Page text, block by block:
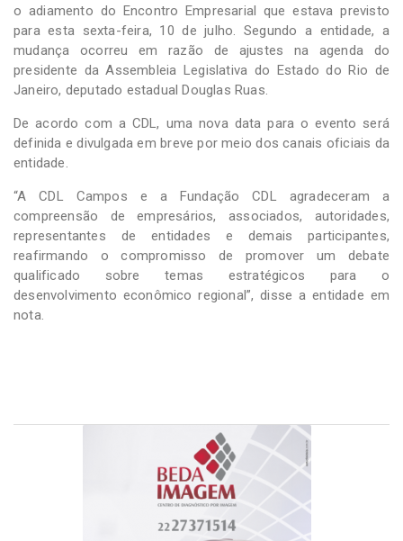
o adiamento do Encontro Empresarial que estava previsto
para esta sexta-feira, 10 de julho. Segundo a entidade, a
mudança ocorreu em razão de ajustes na agenda do
presidente da Assembleia Legislativa do Estado do Rio de
Janeiro, deputado estadual Douglas Ruas.
De acordo com a CDL, uma nova data para o evento será
definida e divulgada em breve por meio dos canais oficiais da
entidade.
“A CDL Campos e a Fundação CDL agradeceram a
compreensão de empresários, associados, autoridades,
representantes de entidades e demais participantes,
reafirmando o compromisso de promover um debate
qualificado sobre temas estratégicos para o
desenvolvimento econômico regional”, disse a entidade em
nota.